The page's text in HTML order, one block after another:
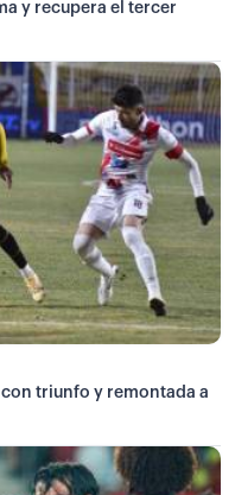
y recupera el tercer
con triunfo y remontada a